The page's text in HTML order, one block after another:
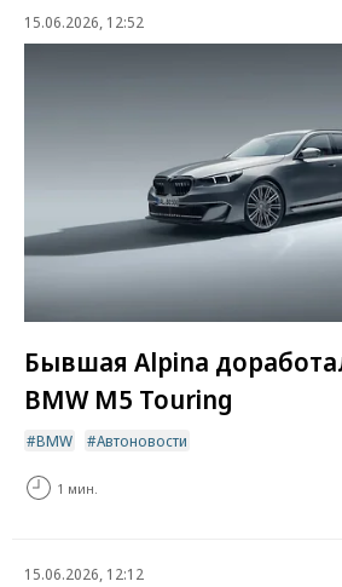
15.06.2026, 12:52
Бывшая Alpina
BMW M5 Touring
BMW Автоновости
1 мин.
15.06.2026, 12:12